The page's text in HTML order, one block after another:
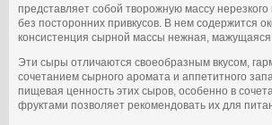
представляет собой творожную массу нерезкого
без посторонних привкусов. В нем содержится
консистенция сырной массы нежная,
Эти сыры отличаются своеобразным вкусом,
сочетанием сырного аромата и аппетитного
пищевая ценность этих сыров, особенно в
фруктами позволяет рекомендовать их для